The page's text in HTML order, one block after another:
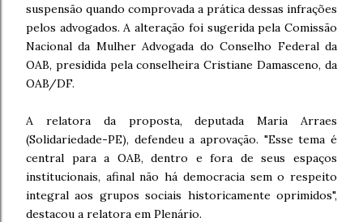
suspensão quando comprovada a prática dessas infrações
pelos advogados. A alteração foi sugerida pela Comissão
Nacional da Mulher Advogada do Conselho Federal da
OAB, presidida pela conselheira Cristiane Damasceno, da
OAB/DF.
A relatora da proposta, deputada Maria Arraes
(Solidariedade-PE), defendeu a aprovação. "Esse tema é
central para a OAB, dentro e fora de seus espaços
institucionais, afinal não há democracia sem o respeito
integral aos grupos sociais historicamente oprimidos",
destacou a relatora em Plenário.